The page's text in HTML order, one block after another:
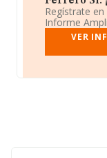
Regístrate
Informe
VER